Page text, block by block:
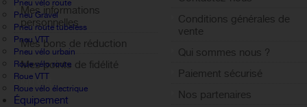
Pneu vélo route
Pneu Gravel
Pneu route tubeless
Pneu VTT
Pneu vélo urbain
Roue vélo route
Roue VTT
Roue vélo électrique
Équipement
Mes informations
personnelles
Mes bons de réduction
Mes points de fidélité
Sign out
Conditions générales de
vente
Qui sommes nous ?
Paiement sécurisé
Nos partenaires